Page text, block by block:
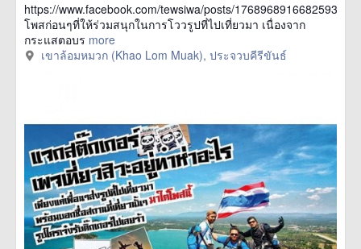
https://www.facebook.com/tewsiwa/posts/1768968916682593:0จ
โพสก่อนๆที่ให้ร่วมสนุกในการโววรูปที่ไปเที่ยวมา เนื่องจาก
กระแสตอบร more
เขาล้อมหมวก (Khao Lom Muak), ประจวบคีรีขันธ์